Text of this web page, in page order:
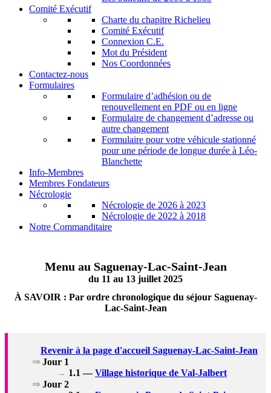
Comité Exécutif
Charte du chapitre Richelieu
Comité Exécutif
Connexion C.E.
Mot du Président
Nos Coordonnées
Contactez-nous
Formulaires
Formulaire d’adhésion ou de
renouvellement en PDF ou en ligne
Formulaire de changement d’adresse ou
autre changement
Formulaire pour votre véhicule stationné
pour une période de longue durée à Léo-
Blanchette
Info-Membres
Membres Fondateurs
Nécrologie
Nécrologie de 2026 à 2023
Nécrologie de 2022 à 2018
Notre Commanditaire
Menu au Saguenay-Lac-Saint-Jean
du 11 au 13 juillet 2025
À SAVOIR : Par ordre chronologique du séjour Saguenay-
Lac-Saint-Jean
Revenir à la page d'accueil Saguenay-Lac-Saint-Jean
⇒ Jour 1
→ 1.1 —Village historique de Val-Jalbert
⇒ Jour 2